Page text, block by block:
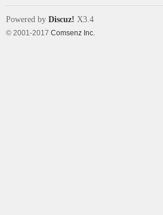
Powered by Discuz! X3.4
© 2001-2017 Comsenz Inc.